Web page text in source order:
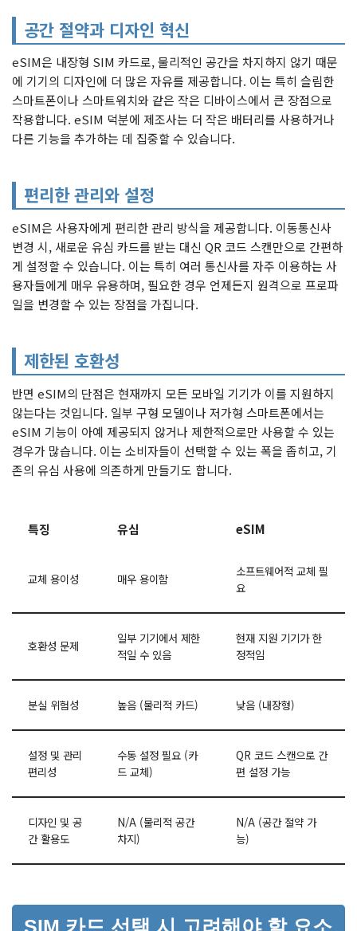
공간 절약과 디자인 혁신
eSIM은 내장형 SIM 카드로, 물리적인 공간을 차지하지 않기 때문
에 기기의 디자인에 더 많은 자유를 제공합니다. 이는 특히 슬림한
스마트폰이나 스마트워치와 같은 작은 디바이스에서 큰 장점으로
작용합니다. eSIM 덕분에 제조사는 더 작은 배터리를 사용하거나
다른 기능을 추가하는 데 집중할 수 있습니다.
편리한 관리와 설정
eSIM은 사용자에게 편리한 관리 방식을 제공합니다. 이동통신사
변경 시, 새로운 유심 카드를 받는 대신 QR 코드 스캔만으로 간편하
게 설정할 수 있습니다. 이는 특히 여러 통신사를 자주 이용하는 사
용자들에게 매우 유용하며, 필요한 경우 언제든지 원격으로 프로파
일을 변경할 수 있는 장점을 가집니다.
제한된 호환성
반면 eSIM의 단점은 현재까지 모든 모바일 기기가 이를 지원하지
않는다는 것입니다. 일부 구형 모델이나 저가형 스마트폰에서는
eSIM 기능이 아예 제공되지 않거나 제한적으로만 사용할 수 있는
경우가 많습니다. 이는 소비자들이 선택할 수 있는 폭을 좁히고, 기
존의 유심 사용에 의존하게 만들기도 합니다.
특징 유심 eSIM
교체 용이성 매우 용이함
소프트웨어적 교체 필
요
호환성 문제
일부 기기에서 제한
적일 수 있음
현재 지원 기기가 한
정적임
분실 위험성 높음 (물리적 카드) 낮음 (내장형)
설정 및 관리
편리성
수동 설정 필요 (카
드 교체)
QR 코드 스캔으로 간
편 설정 가능
디자인 및 공
간 활용도
N/A (물리적 공간
차지)
N/A (공간 절약 가
능)
SIM 카드 선택 시 고려해야 할 요소